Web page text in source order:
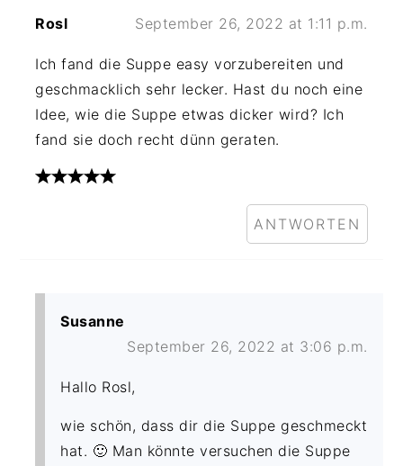
Rosl September 26, 2022 at 1:11 p.m.
Ich fand die Suppe easy vorzubereiten und
geschmacklich sehr lecker. Hast du noch eine
Idee, wie die Suppe etwas dicker wird? Ich
fand sie doch recht dünn geraten.
ANTWORTEN
Susanne
September 26, 2022 at 3:06 p.m.
Hallo Rosl,
wie schön, dass dir die Suppe geschmeckt
hat. 🙂 Man könnte versuchen die Suppe